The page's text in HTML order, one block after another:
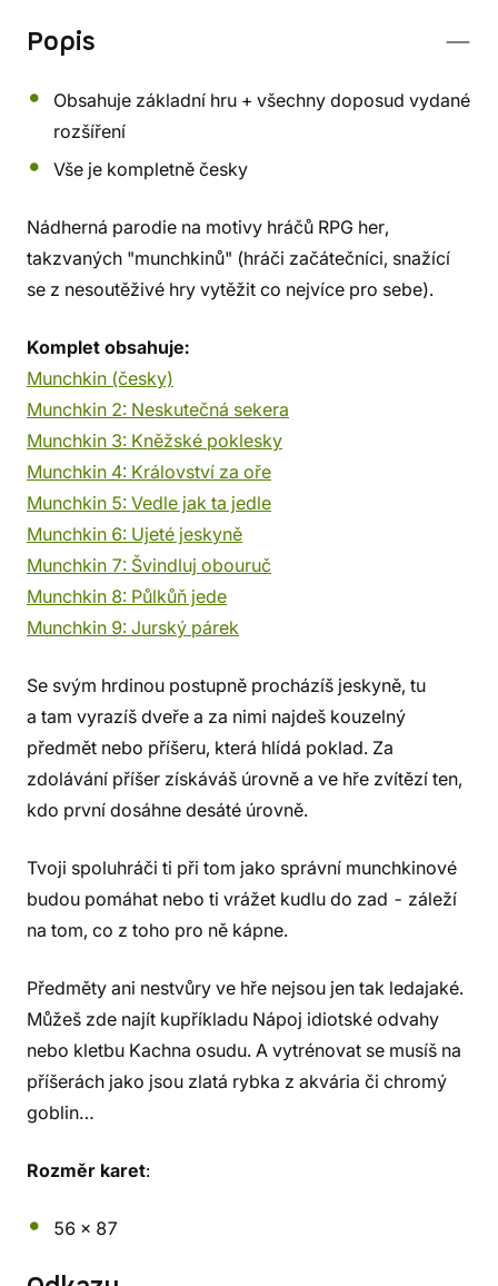
Popis
Obsahuje základní hru + všechny doposud vydané
rozšíření
Vše je kompletně česky
Nádherná parodie na motivy hráčů RPG her,
takzvaných "munchkinů" (hráči začátečníci, snažící
se z nesoutěživé hry vytěžit co nejvíce pro sebe).
Komplet obsahuje:
Munchkin (česky)
Munchkin 2: Neskutečná sekera
Munchkin 3: Kněžské poklesky
Munchkin 4: Království za oře
Munchkin 5: Vedle jak ta jedle
Munchkin 6: Ujeté jeskyně
Munchkin 7: Švindluj obouruč
Munchkin 8: Půlkůň jede
Munchkin 9: Jurský párek
Se svým hrdinou postupně procházíš jeskyně, tu
a tam vyrazíš dveře a za nimi najdeš kouzelný
předmět nebo příšeru, která hlídá poklad. Za
zdolávání příšer získáváš úrovně a ve hře zvítězí ten,
kdo první dosáhne desáté úrovně.
Tvoji spoluhráči ti při tom jako správní munchkinové
budou pomáhat nebo ti vrážet kudlu do zad - záleží
na tom, co z toho pro ně kápne.
Předměty ani nestvůry ve hře nejsou jen tak ledajaké.
Můžeš zde najít kupříkladu Nápoj idiotské odvahy
nebo kletbu Kachna osudu. A vytrénovat se musíš na
příšerách jako jsou zlatá rybka z akvária či chromý
goblin…
Rozměr karet:
56 x 87